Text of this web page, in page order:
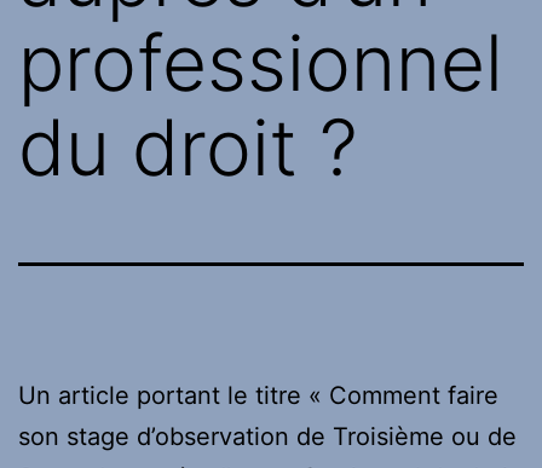
professionnel
du droit ?
Un article portant le titre « Comment faire
son stage d’observation de Troisième ou de